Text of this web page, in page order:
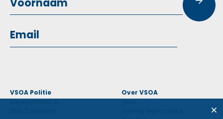
VSOA Politie
Over VSOA